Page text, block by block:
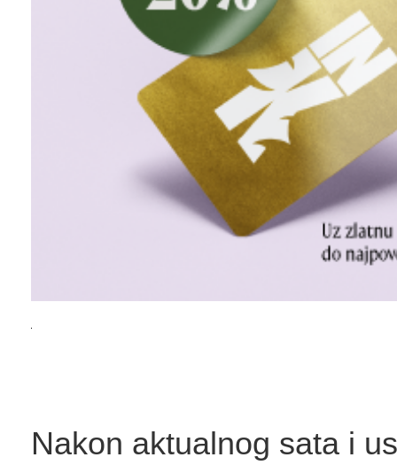
Nakon aktualnog sata i